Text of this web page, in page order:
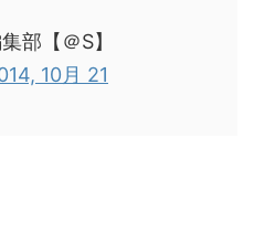
部【＠S】
10月 21